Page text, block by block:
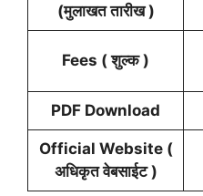
(मुलाखततारीख )
Fees ( शुल्क )
PDF Download
Official Website (
अधिकृत वेबसाईट )